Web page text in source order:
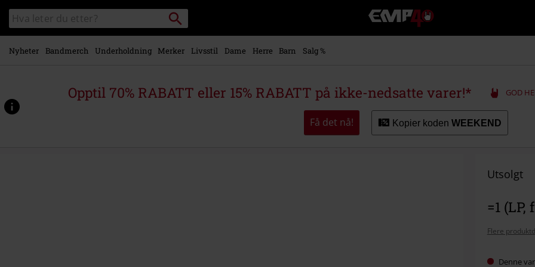
Skipp til
hovedinnhold
Søk
i
katalogen
Søk
EMP
-
Musikk,
merch
Alternativ
mote
Nyheter Bandmerch Underholdning Merker Livsstil Dame Herre Barn Salg %
Opptil 70% RABATT eller 15% RABATT på ikke-nedsatte varer!* GOD
Få det nå! Kopier koden WEEKEND
Utsolgt
=1
Flere
Denne